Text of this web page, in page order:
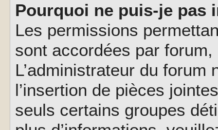
Pourquoi ne puis-je pas
Les permissions
sont accordées par
L’administrateur du forum
l’insertion de pièces
seuls certains groupes